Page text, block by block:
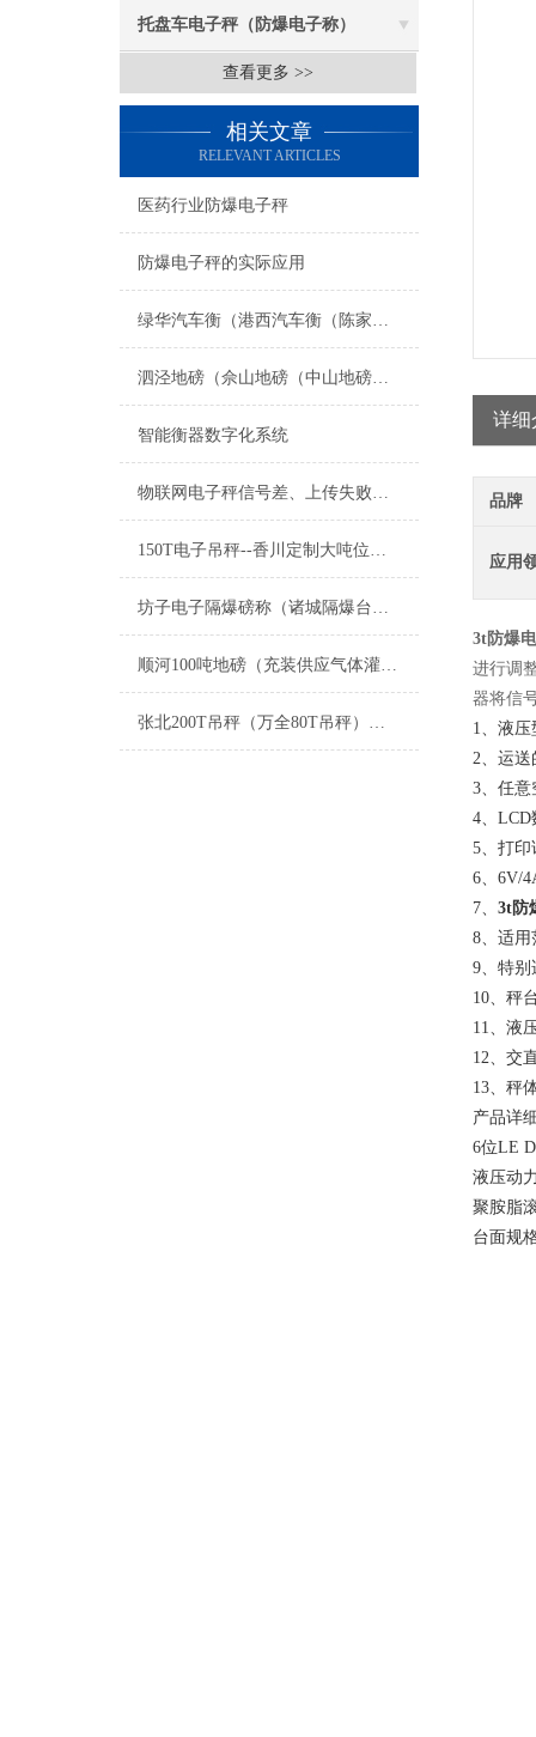
托盘车电子秤（防爆电子称）
查看更多 >>
相关文章
RELEVANT ARTICLES
医药行业防爆电子秤
防爆电子秤的实际应用
绿华汽车衡（港西汽车衡（陈家汽车衡）港沿汽车衡）中兴汽车衡维修
泗泾地磅（佘山地磅（中山地磅）九亭地磅）九里亭地磅维修
智能衡器数字化系统
物联网电子秤信号差、上传失败？常见故障排查与解决办法
150T电子吊秤--香川定制大吨位耐高温吊磅
坊子电子隔爆磅称（诸城隔爆台称）青州隔爆天平维修
顺河100吨地磅（充装供应气体灌装秤）东西湖3吨吊秤维修
张北200T吊秤（万全80T吊秤）崇礼20T吊秤维修
详细
品牌
应用
3t防爆
进行调
器将信
1、液
2、运送
3、任意
4、LCD
5、打印
6、6V/
7、 3t防
8、适用
9、特别
10、秤
11、液
12、交
13、秤
产品详
6位LE
液压动
聚胺脂
台面规